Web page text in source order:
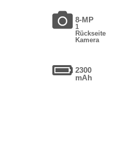
8-MP
1
Rückseite
Kamera
2300
mAh